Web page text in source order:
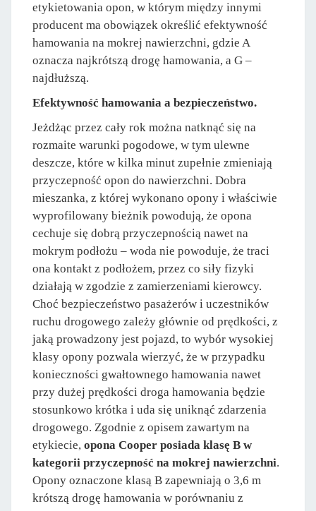
etykietowania opon, w którym między innymi
producent ma obowiązek określić efektywność
hamowania na mokrej nawierzchni, gdzie A
oznacza najkrótszą drogę hamowania, a G –
najdłuższą.
Efektywność hamowania a bezpieczeństwo.
Jeżdżąc przez cały rok można natknąć się na
rozmaite warunki pogodowe, w tym ulewne
deszcze, które w kilka minut zupełnie zmieniają
przyczepność opon do nawierzchni. Dobra
mieszanka, z której wykonano opony i właściwie
wyprofilowany bieżnik powodują, że opona
cechuje się dobrą przyczepnością nawet na
mokrym podłożu – woda nie powoduje, że traci
ona kontakt z podłożem, przez co siły fizyki
działają w zgodzie z zamierzeniami kierowcy.
Choć bezpieczeństwo pasażerów i uczestników
ruchu drogowego zależy głównie od prędkości, z
jaką prowadzony jest pojazd, to wybór wysokiej
klasy opony pozwala wierzyć, że w przypadku
konieczności gwałtownego hamowania nawet
przy dużej prędkości droga hamowania będzie
stosunkowo krótka i uda się uniknąć zdarzenia
drogowego. Zgodnie z opisem zawartym na
etykiecie, opona Cooper posiada klasę B w
kategorii przyczepność na mokrej nawierzchni.
Opony oznaczone klasą B zapewniają o 3,6 m
krótszą drogę hamowania w porównaniu z